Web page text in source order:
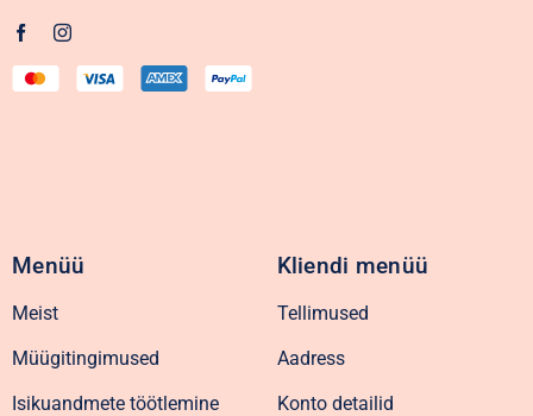
Menüü
Meist
Müügitingimused
Isikuandmete töötlemine
Kliendi menüü
Tellimused
Aadress
Konto detailid